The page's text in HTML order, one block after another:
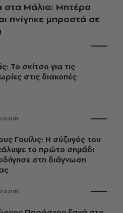
στα Μάλια: Μητέρα
πνίγηκε μπροστά σε
Το σκίτσο για τις
στις διακοπές
Γουίλις: Η σύζυγός του
το πρώτο σημάδι
στη διάγνωση